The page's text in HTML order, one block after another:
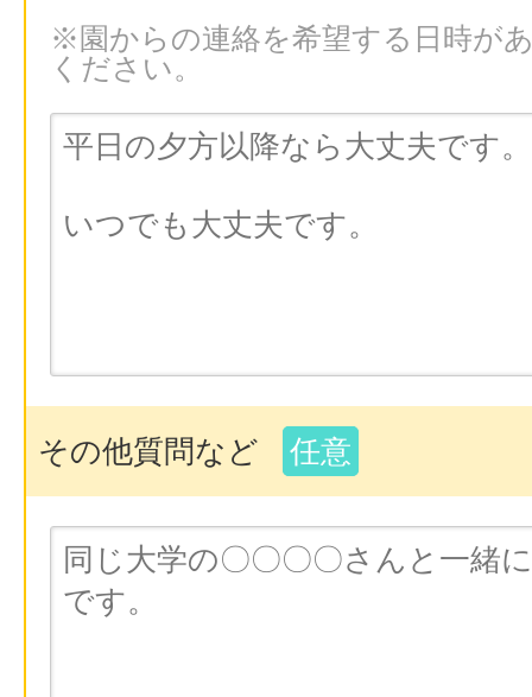
※園からの連絡を希望する日時が
ください。
その他質問など 任意